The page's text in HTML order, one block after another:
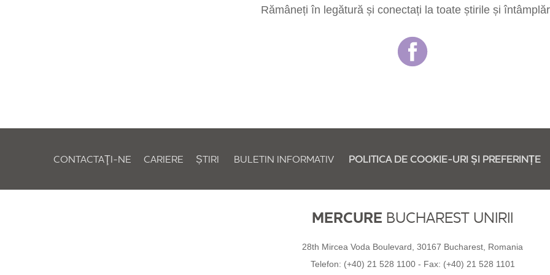
Rămâneți în legătură și conectați la toate știrile și
CONTACTAŢI-NE CARIERE ȘTIRI BULETIN INFORMATIV POLITICA DE COOKIE-URI ȘI PREFERINȚE
MERCURE BUCHAREST UNIRII
28th Mircea Voda Boulevard, 30167 Bucharest, Romania
Telefon: (+40) 21 528 1100- Fax: (+40) 21 528 1101